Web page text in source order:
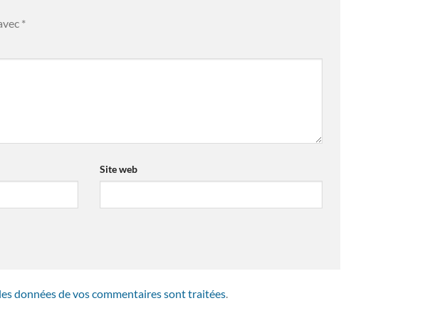
*
Site web
données de vos commentaires sont traitées.